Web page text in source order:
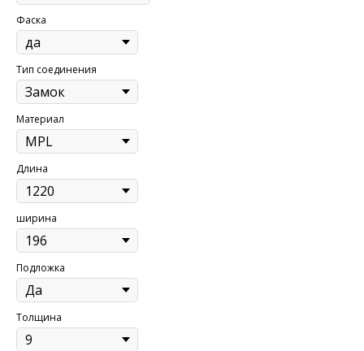
Фаска
Тип соединения
Материал
Длина
ширина
Подложка
Толщина